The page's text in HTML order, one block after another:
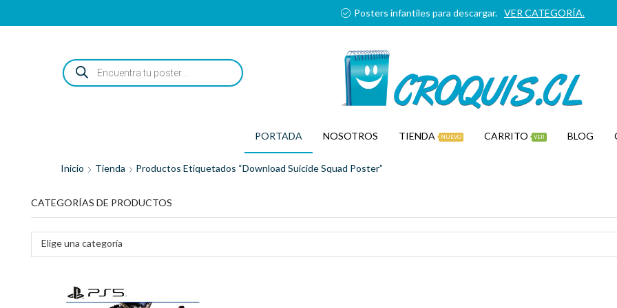
Posters infantiles para descargar. VER CATEGORÍA.
ENCUENTRA
TU
POSTER...
PORTADA NOSOTROS TIENDA NUEVO CARRITO VER BLOG
Inicio Tienda Productos Etiquetados “download Suicide Squad Poster”
CATEGORÍAS DE PRODUCTOS
Elige una categoría